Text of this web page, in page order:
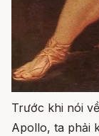
Trước khi nói
Apollo, ta phải